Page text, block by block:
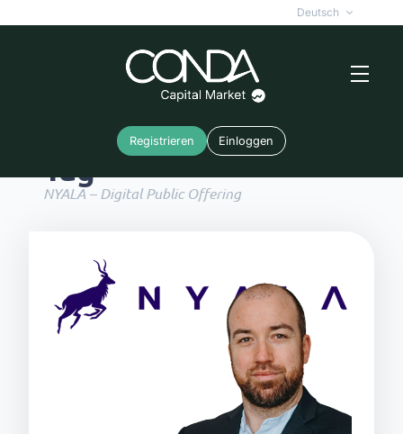
Deutsch
Registrieren Einloggen
Tag
NYALA – Digital Public Offering